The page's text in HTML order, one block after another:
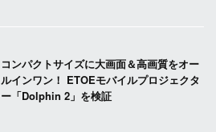
コンパクトサイズに大画面＆高画質をオー
ルインワン！ ETOEモバイルプロジェクタ
ー「Dolphin 2」を検証